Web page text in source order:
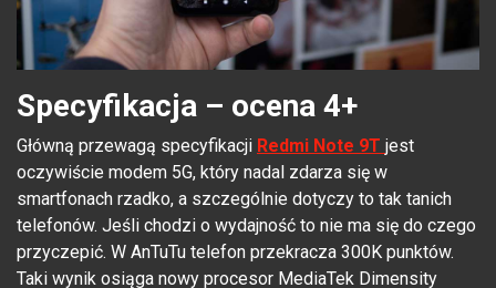
Specyfikacja – ocena 4+
Główną przewagą specyfikacji Redmi Note 9T jest
oczywiście modem 5G, który nadal zdarza się w
smartfonach rzadko, a szczególnie dotyczy to tak tanich
telefonów. Jeśli chodzi o wydajność to nie ma się do czego
przyczepić. W AnTuTu telefon przekracza 300K punktów.
Taki wynik osiąga nowy procesor MediaTek Dimensity